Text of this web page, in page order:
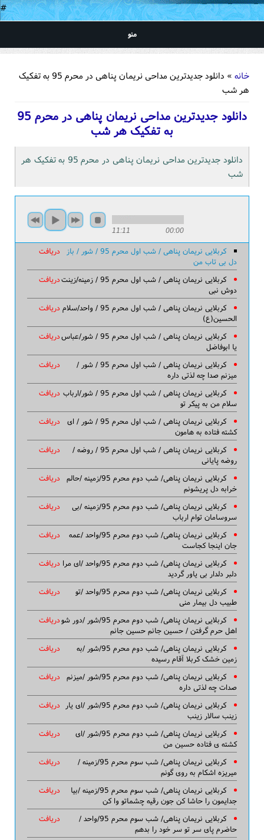
#
منو
خانه
» دانلود جدیدترین مداحی نریمان پناهی در محرم 95 به تفکیک
هر شب
دانلود جدیدترین مداحی نریمان پناهی در محرم 95
به تفکیک هر شب
دانلود جدیدترین مداحی نریمان پناهی در محرم 95 به تفکیک هر
شب
00:00
11:11
دریافت
کربلایی نریمان پناهی / شب اول محرم 95 / شور / باز
دل بی تاب من
دریافتکربلایی نریمان پناهی / شب اول محرم 95 / زمینه/زینت
دوش نبی
دریافت کربلایی نریمان پناهی / شب اول محرم 95 / واحد/سلام
الحسین(ع)
دریافتکربلایی نریمان پناهی / شب اول محرم 95 / شور/عباس
یا ابوفاضل
دریافت
کربلایی نریمان پناهی / شب اول محرم 95 / شور /
میزنم صدا چه لذتی داره
دریافت کربلایی نریمان پناهی / شب اول محرم 95 / شور/ارباب
سلام من به پیکر تو
دریافت
کربلایی نریمان پناهی / شب اول محرم 95 / شور / ای
کشته فتاده به هامون
دریافت
کربلایی نریمان پناهی / شب اول محرم 95 / روضه /
روضه پایانی
دریافت
کربلایی نریمان پناهی/ شب دوم محرم 95/زمینه /حالم
خرابه دل پریشونم
دریافت
کربلایی نریمان پناهی/ شب دوم محرم 95/زمینه /بی
سروسامان توام ارباب
دریافت
کربلایی نریمان پناهی/ شب دوم محرم 95/واحد /عمه
جان اینجا کجاست
دریافت کربلایی نریمان پناهی/ شب دوم محرم 95/واحد /ای مرا
دلبر دلدار بی یاور گردید
دریافت
کربلایی نریمان پناهی/ شب دوم محرم 95/واحد /تو
طبیب دل بیمار منی
دریافتکربلایی نریمان پناهی/ شب دوم محرم 95/شور /دور شو
اهل حرم گرفتن / حسین جانم حسین جانم
دریافت
کربلایی نریمان پناهی/ شب دوم محرم 95/شور /به
زمین خشک کربلا آقام رسیده
دریافت
کربلایی نریمان پناهی/ شب دوم محرم 95/شور /میزنم
صدات چه لذتی داره
دریافت
کربلایی نریمان پناهی/ شب دوم محرم 95/شور /ای یار
زینب سالار زینب
دریافت
کربلایی نریمان پناهی/ شب دوم محرم 95/شور /ای
کشته ی فتاده حسین من
دریافت
کربلایی نریمان پناهی/ شب سوم محرم 95/زمینه /
میریزه اشکام به روی گونم
دریافت
کربلایی نریمان پناهی/ شب سوم محرم 95/زمینه /بیا
جدایمون را حاشا کن جون رقیه چشماتو وا کن
دریافت
کربلایی نریمان پناهی/ شب سوم محرم 95/واحد /
حاضرم پای سر تو سر خود را بدهم